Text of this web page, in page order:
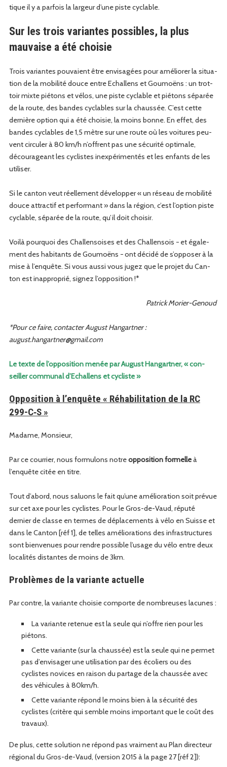
tique il y a par­fois la largeur d’une piste cyclable.
Sur les trois variantes possibles, la plus
mauvaise a été choisie
Trois vari­antes pou­vaient être envis­agées pour amélior­er la sit­u­a­
tion de la mobil­ité douce entre Echal­lens et Goumoëns : un trot­
toir mixte pié­tons et vélos, une piste cyclable et pié­tons séparée
de la route, des ban­des cyclables sur la chaussée. C’est cette
dernière option qui a été choisie, la moins bonne. En effet, des
ban­des cyclables de 1,5 mètre sur une route où les voitures peu­
vent cir­culer à 80 km/h n’offrent pas une sécu­rité opti­male,
décourageant les cyclistes inex­péri­men­tés et les enfants de les
utiliser.
Si le can­ton veut réelle­ment dévelop­per « un réseau de mobil­ité
douce attrac­t­if et per­for­mant » dans la région, c’est l’option piste
cyclable, séparée de la route, qu’il doit choisir.
Voilà pourquoi des Chal­len­sois­es et des Chal­len­sois − et égale­
ment des habi­tants de Goumoëns − ont décidé de s’opposer à la
mise à l’enquête. Si vous aus­si vous jugez que le pro­jet du Can­
ton est inap­pro­prié, signez l’opposition !*
Patrick Mori­er-Genoud
*Pour ce faire, con­tac­ter August Hangart­ner :
august.hangartner@gmail.com
Le texte de l’opposition menée par August Hangart­ner, « con­
seiller com­mu­nal d’Echallens et cycliste »
Opposition à l’enquête « Réhabilitation de la RC
299-C‑S »
Madame, Mon­sieur,
Par ce cour­ri­er, nous for­mu­lons notreoppo­si­tion formelleà
l’enquête citée en titre.
Tout d’abord, nous salu­ons le fait qu’une amélio­ra­tion soit prévue
sur cet axe pour les cyclistes. Pour le Gros-de-Vaud, réputé
dernier de classe en ter­mes de déplace­ments à vélo en Suisse et
dans le Can­ton [réf 1], de telles amélio­ra­tions des infra­struc­tures
sont bien­v­enues pour ren­dre pos­si­ble l’usage du vélo entre deux
local­ités dis­tantes de moins de 3km.
Problèmes de la variante actuelle
Par con­tre, la vari­ante choisie com­porte de nom­breuses lacunes :
La vari­ante retenue est la seule qui n’of­fre rien pour les
piétons.
Cette vari­ante (sur la chaussée) est la seule qui ne per­met
pas d’en­vis­ager une util­i­sa­tion par des écol­iers ou des
cyclistes novices en rai­son du partage de la chaussée avec
des véhicules à 80km/h.
Cette vari­ante répond le moins bien à la sécu­rité des
cyclistes (critère qui sem­ble moins impor­tant que le coût des
travaux).
De plus, cette solu­tion ne répond pas vrai­ment au Plan directeur
région­al du Gros-de-Vaud, (ver­sion 2015 à la page 27 [réf 2]):